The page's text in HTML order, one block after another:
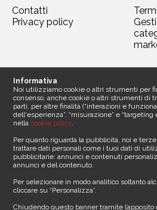
Sede legale
Via Dottesio 8
22100 Como ()
Partita iva 11305210012
Contatti
Privacy policy
Informativa
Noi utilizziamo cookie o altri strumenti per
consenso, anche cookie o altri strumenti di
parti, per altre finalità (“interazioni e
dell'esperienza”, “misurazione” e
nellacookie policy.
Per quanto riguarda la pubblicità, noi e
trattare dati personali come i tuoi dati di
pubblicitarie: annunci e contenuti
annunci e del contenuto.
Per selezionare in modo analitico soltanto
cliccare su “Personalizza”.
Chiudendo questo banner tramite l’apposito